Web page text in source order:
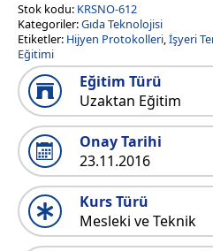
Stok kodu: KRSNO-612
Kategoriler:Gıda Teknolojisi
Etiketler: Hijyen Protokolleri,İşyeri
Eğitimi
Eğitim Türü
Uzaktan Eğitim
Onay Tarihi
23.11.2016
Kurs Türü
Mesleki ve Teknik